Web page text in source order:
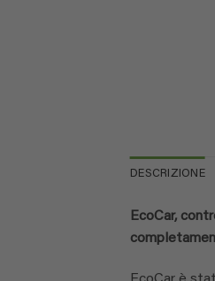
DESCRIZIONE
EcoCar,